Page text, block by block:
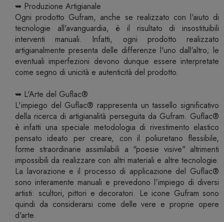
➥ Produzione Artigianale
Ogni prodotto Gufram, anche se realizzato con l'aiuto di
tecnologie all'avanguardia, è il risultato di insostituibili
interventi manuali. Infatti, ogni prodotto realizzato
artigianalmente presenta delle differenze l'uno dall'altro; le
eventuali imperfezioni devono dunque essere interpretate
come segno di unicità e autenticità del prodotto.
➥ L'Arte del Guflac®
L'impiego del Guflac® rappresenta un tassello significativo
della ricerca di artigianalità perseguita da Gufram. Guflac®
è infatti una speciale metodologia di rivestimento elastico
pensato ideato per creare, con il poliuretano flessibile,
forme straordinarie assimilabili a "poesie visive" altrimenti
impossibili da realizzare con altri materiali e altre tecnologie.
La lavorazione e il processo di applicazione del Guflac®
sono interamente manuali e prevedono l'impiego di diversi
artisti: scultori, pittori e decoratori. Le icone Gufram sono
quindi da considerarsi come delle vere e proprie opere
d'arte.